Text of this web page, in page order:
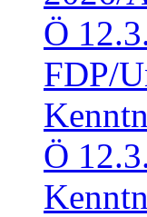
Ö
FDP/
Ö